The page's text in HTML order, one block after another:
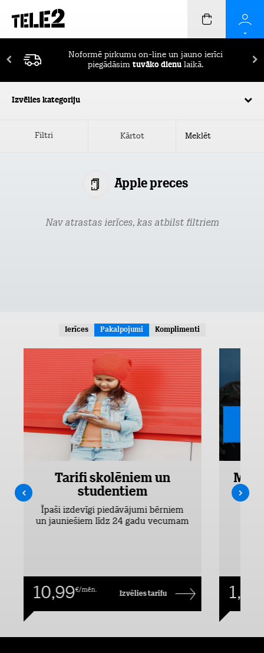
Noformē pirkumu on-line un jauno ierīci
piegādāsim tuvāko dienu laikā.
Izvēlies kategoriju
Filtri Kārtot
Apple preces
Nav atrastas ierīces, kas atbilst filtriem
Ierīces Pakalpojumi Komplimenti
Tarifi skolēniem un
studentiem
Īpaši izdevīgi piedāvājumi bērniem
un jauniešiem līdz 24 gadu vecumam
10,99€/mēn. Izvēlies tarifu 1,00